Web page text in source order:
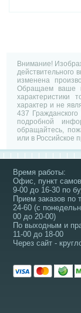
Внимание!
действительного
изменена
Обращаем ваше
характеристики
характер и не
437
подробной
обращайтесь,
или в Российское
Время работы:
Офис, пункт
9-00 до 16-30 по
Прием заказов по
24-60 (с
00 до 20-00)
По выходным и
11-00 до 18-00
Через сайт -